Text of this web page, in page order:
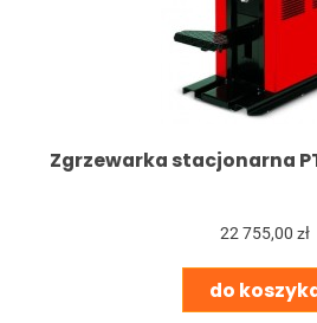
Zgrzewarka stacjonarna
22 755,00 zł
do